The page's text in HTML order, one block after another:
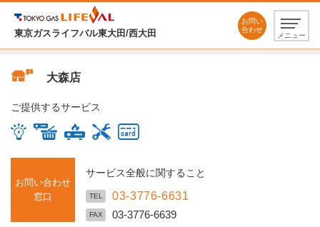
東京ガスライフバル東大田/西大田
お問い
合わせ
メニュー
大森店
ご提供するサービス
お問い合わせ
窓口
サービス全般に関すること
TEL 03-3776-6631
FAX 03-3776-6639